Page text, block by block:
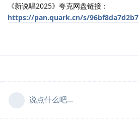
《新说唱2025》夸克网盘链接：
https://pan.quark.cn/s/96bf8da7d2b7
说点什么吧...